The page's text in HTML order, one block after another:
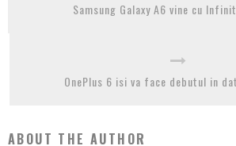
Samsung Galaxy A6 vine cu
OnePlus 6 isi va face debutul in
ABOUT THE AUTHOR